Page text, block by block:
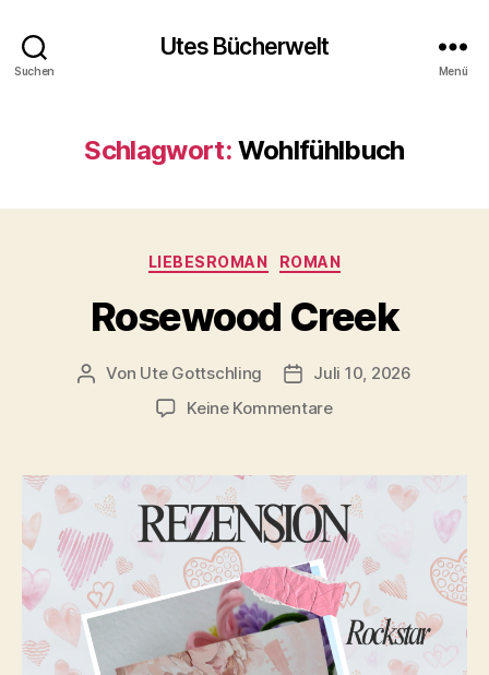
Suchen
Utes Bücherwelt
Menü
Schlagwort: Wohlfühlbuch
Kategorien
LIEBESROMAN ROMAN
Rosewood Creek
Beitragsautor
Von Ute Gottschling Veröffentlichungsdatum
Juli 10, 2026
Keine Kommentarezu